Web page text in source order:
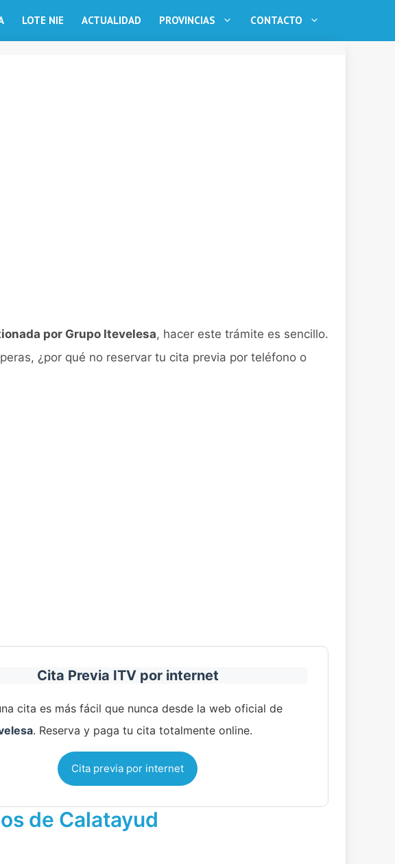
LOTE NIE ACTUALIDAD PROVINCIAS CONTACTO
por Grupo Itevelesa, hacer este trámite es sencillo.
¿por qué no reservar tu cita previa por teléfono o
Cita Previa ITV por internet
cita es más fácil que nunca desde la web oficial de
. Reserva y paga tu cita totalmente online.
Cita previa por internet
de Calatayud